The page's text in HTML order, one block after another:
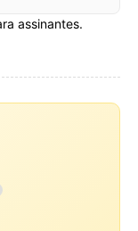
assinantes.